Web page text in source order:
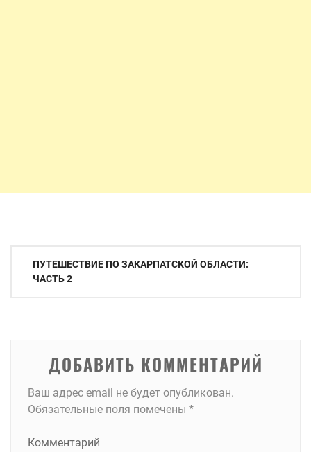
Навигация
ПУТЕШЕСТВИЕ ПО ЗАКАРПАТСКОЙ ОБЛАСТИ:
ЧАСТЬ 2
ДОБАВИТЬ КОММЕНТАРИЙ
Ваш адрес email не будет опубликован.
Обязательные поля помечены *
Комментарий